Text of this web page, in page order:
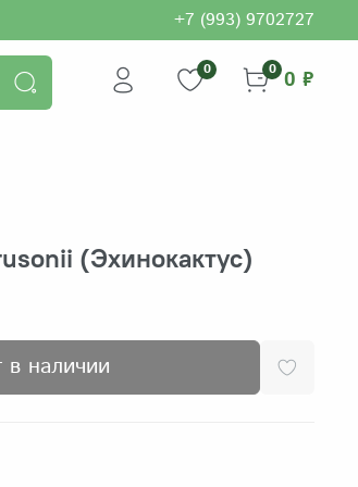
+7 (993) 9702727
0 0 0 ₽
(Эхинокактус)
в наличии